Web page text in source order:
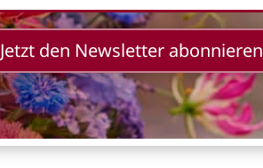
Jetzt den Newsletter abonnieren